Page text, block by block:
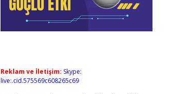
Reklam ve İletişim: Skype:
live:.cid.575569c608265c69